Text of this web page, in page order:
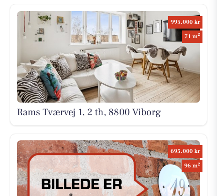
995.000 kr
71 m2
Rams Tværvej 1, 2 th, 8800 Viborg
695.000 kr
96 m2